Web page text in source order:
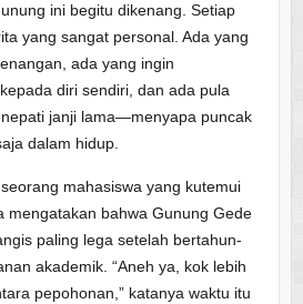
ini begitu dikenang. Setiap
yang sangat personal. Ada yang
ada yang ingin
diri sendiri, dan ada pula
janji lama—menyapa puncak
dalam hidup.
mahasiswa yang kutemui
mengatakan bahwa Gunung Gede
paling lega setelah bertahun-
akademik. “Aneh ya, kok lebih
pepohonan,” katanya waktu itu